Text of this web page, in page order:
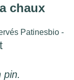
chaux
Patinesbio -
pin.